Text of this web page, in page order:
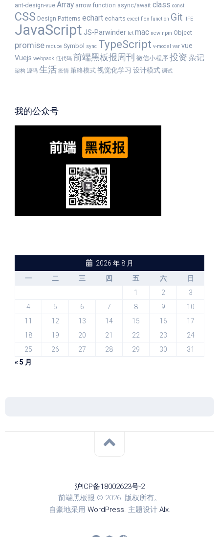
ant-design-vue Array arrow function async/await class const
CSS Design Patterns echart echarts excel flex function Git IIFE
JavaScript JS-Parwinder let mac new npm Object
promise reduce Symbol sync TypeScript v-model var vue
Vuejs webpack 低代码 前端黑板报周刊 微信小程序 投资 杂记
架构 源码 生活 疫情 策略模式 视觉化学习 设计模式 调试
我的公众号
2026 年 8 月
一
二 三 四 五 六
日
1
2
3
4
5 6 7 8 9
10
11
12 13 14 15 16
17
18
19 20 21 22 23
24
25
26 27 28 29 30
31
« 5 月
沪ICP备18002623号-2
前端黑板报 © 2026. 版权所有。
自豪地采用 WordPress. 主题设计 Alx.